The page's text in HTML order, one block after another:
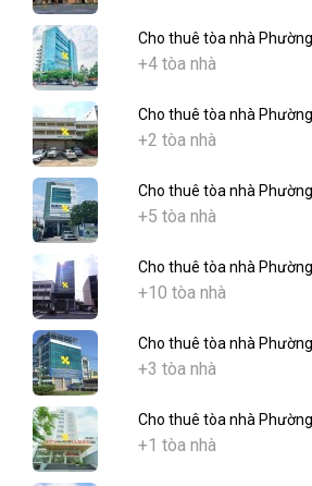
Cho thuê tòa nhà
+4 tòa nhà
Cho thuê tòa nhà
+2 tòa nhà
Cho thuê tòa nhà
+5 tòa nhà
Cho thuê tòa nhà
+10 tòa nhà
Cho thuê tòa nhà
+3 tòa nhà
Cho thuê tòa nhà
+1 tòa nhà